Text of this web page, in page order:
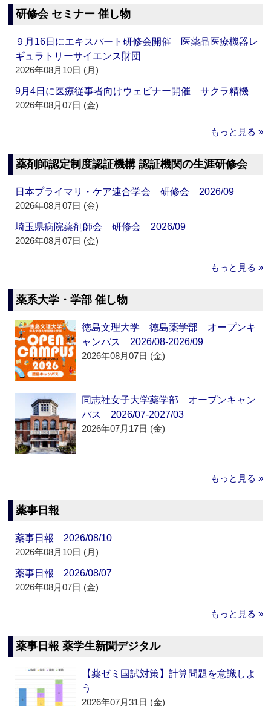
研修会 セミナー 催し物
９月16日にエキスパート研修会開催 医薬品医療機器レ
ギュラトリーサイエンス財団
2026年08月10日 (月)
9月4日に医療従事者向けウェビナー開催 サクラ精機
2026年08月07日 (金)
もっと見る »
薬剤師認定制度認証機構 認証機関の生涯研修会
日本プライマリ・ケア連合学会 研修会 2026/09
2026年08月07日 (金)
埼玉県病院薬剤師会 研修会 2026/09
2026年08月07日 (金)
もっと見る »
薬系大学・学部 催し物
徳島文理大学 徳島薬学部 オープンキ
ャンパス 2026/08-2026/09
2026年08月07日 (金)
同志社女子大学薬学部 オープンキャン
パス 2026/07-2027/03
2026年07月17日 (金)
もっと見る »
薬事日報
薬事日報 2026/08/10
2026年08月10日 (月)
薬事日報 2026/08/07
2026年08月07日 (金)
もっと見る »
薬事日報 薬学生新聞デジタル
【薬ゼミ国試対策】計算問題を意識しよ
う
2026年07月31日 (金)